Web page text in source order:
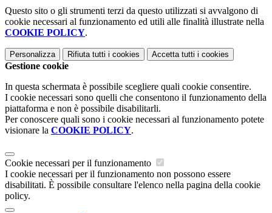
Questo sito o gli strumenti terzi da questo utilizzati si avvalgono di
cookie necessari al funzionamento ed utili alle finalità illustrate nella
COOKIE POLICY.
Personalizza Rifiuta tutti i cookies Accetta tutti i cookies
Gestione cookie
In questa schermata è possibile scegliere quali cookie consentire.
I cookie necessari sono quelli che consentono il funzionamento della
piattaforma e non è possibile disabilitarli.
Per conoscere quali sono i cookie necessari al funzionamento potete
visionare la COOKIE POLICY.
Cookie necessari per il funzionamento
I cookie necessari per il funzionamento non possono essere
disabilitati. È possibile consultare l'elenco nella pagina della cookie
policy.